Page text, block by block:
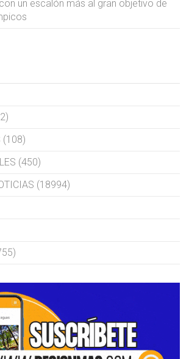
un escalón más al gran objetivo de
(108)
(450)
(18994)